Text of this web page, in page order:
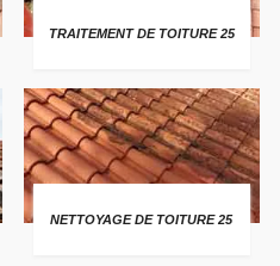
TRAITEMENT DE TOITURE 25
NETTOYAGE DE TOITURE 25